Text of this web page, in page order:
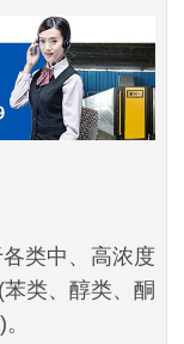
类中、高浓度
类、醇类、酮